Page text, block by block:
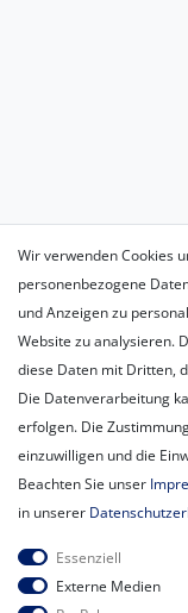
Wir verwenden Cookies
personenbezogene
und Anzeigen zu
Website zu analysieren.
diese Daten mit Dritten,
Die Datenverarbeitung
erfolgen. Die
einzuwilligen und die
Beachten Sie unser
in unserer
Essenziell
Externe Medien